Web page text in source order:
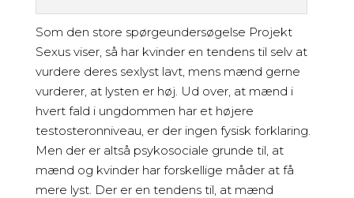
Som den store spørgeundersøgelse Projekt
Sexus viser, så har kvinder en tendens til selv at
vurdere deres sexlyst lavt, mens mænd gerne
vurderer, at lysten er høj. Ud over, at mænd i
hvert fald i ungdommen har et højere
testosteronniveau, er der ingen fysisk forklaring.
Men der er altså psykosociale grunde til, at
mænd og kvinder har forskellige måder at få
mere lyst. Der er en tendens til, at mænd